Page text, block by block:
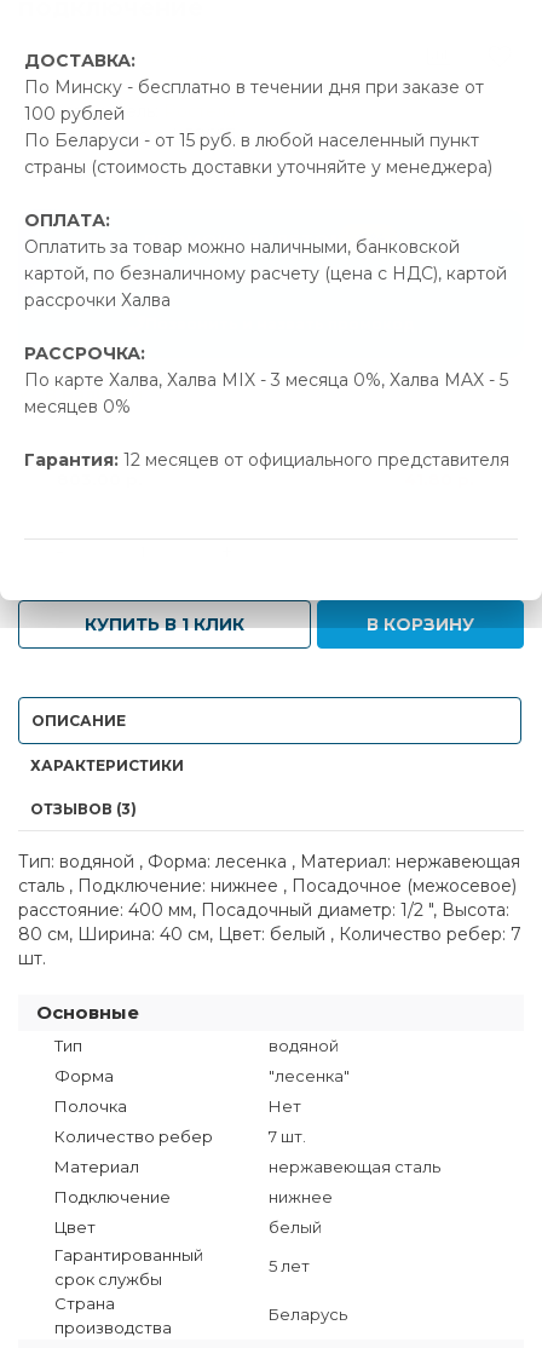
ДОСТАВКА:
По Минску - бесплатно в течении дня при заказе от
100 рублей
По Беларуси - от 15 руб. в любой населенный пункт
страны (стоимость доставки уточняйте у менеджера)
ОПЛАТА:
Оплатить за товар можно наличными, банковской
картой, по безналичному расчету (цена с НДС), картой
рассрочки Халва
РАССРОЧКА:
По карте Халва, Халва MIX - 3 месяца 0%, Халва MAX - 5
месяцев 0%
Гарантия: 12 месяцев от официального представителя
Производитель:
Код Товара: qprod_50667
ПРОМОКОД "ЛЕТО" -5%
Экономия41.80 р.
В наличии
Новая цена Старая цена Экономия
КУПИТЬ В 1 КЛИК В КОРЗИНУ
ОПИСАНИЕ
ХАРАКТЕРИСТИКИ
ОТЗЫВОВ (3)
Тип: водяной , Форма: лесенка , Материал: нержавеющая
сталь , Подключение: нижнее , Посадочное (межосевое)
расстояние: 400 мм, Посадочный диаметр: 1/2 ", Высота:
80 см, Ширина: 40 см, Цвет: белый , Количество ребер: 7
шт.
Основные
Тип
водяной
Форма
"лесенка"
Полочка
Нет
Количество ребер
7 шт.
Материал
нержавеющая сталь
Подключение
нижнее
Цвет
белый
Гарантированный
срок службы
5 лет
Страна
производства
Беларусь